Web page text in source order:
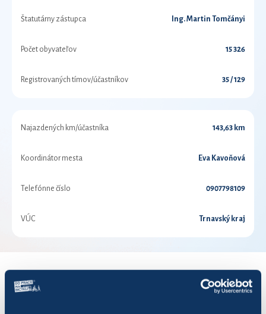
Štatutárny zástupca Ing. Martin Tomčányi
Počet obyvateľov 15 326
Registrovaných tímov/účastníkov 35 / 129
Najazdených km/účastníka 143,63 km
Koordinátor mesta Eva Kavoňová
Telefónne číslo 0907798109
VÚC Trnavský kraj
VÝSLEDKY PRE ROK 2022